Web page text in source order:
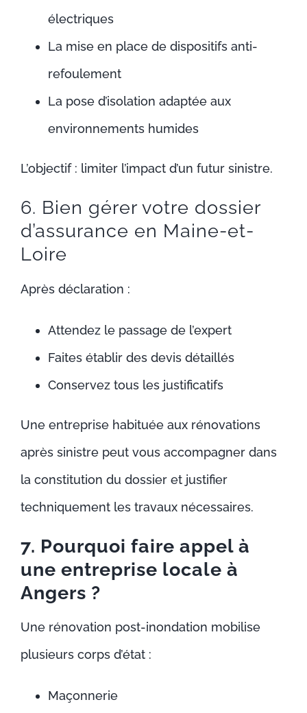
électriques
La mise en place de dispositifs anti-
refoulement
La pose d’isolation adaptée aux
environnements humides
L’objectif : limiter l’impact d’un futur sinistre.
6. Bien gérer votre dossier
d’assurance en Maine-et-
Loire
Après déclaration :
Attendez le passage de l’expert
Faites établir des devis détaillés
Conservez tous les justificatifs
Une entreprise habituée aux rénovations
après sinistre peut vous accompagner dans
la constitution du dossier et justifier
techniquement les travaux nécessaires.
7. Pourquoi faire appel à
une entreprise locale à
Angers ?
Une rénovation post-inondation mobilise
plusieurs corps d’état :
Maçonnerie